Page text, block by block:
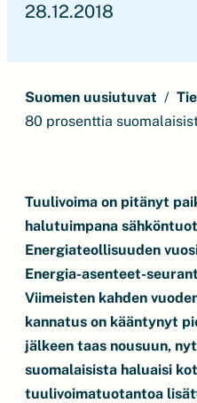
28.12.2018
Suomen uusiutuvat
80 prosenttia
Tuulivoima on pitänyt
halutuimpana
Energiateollisuuden
Energia-asenteet-
Viimeisten kahden
kannatus on kääntynyt
jälkeen taas nousuun,
suomalaisista haluaisi
tuulivoimatuotantoa